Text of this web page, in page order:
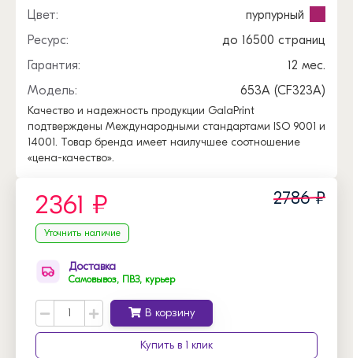
Цвет:
пурпурный
Ресурс:
до 16500 страниц
Гарантия:
12 мес.
Модель:
653A (CF323A)
Качество и надежность продукции GalaPrint
подтверждены Международными стандартами ISO 9001 и
14001. Товар бренда имеет наилучшее соотношение
«цена-качество».
2361 ₽ 2786 ₽
Уточнить наличие
Доставка
Самовывоз, ПВЗ, курьер
В корзину
Купить в 1 клик